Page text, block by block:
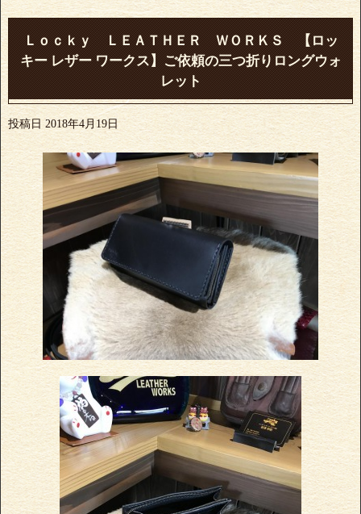
Ｌｏｃｋｙ ＬＥＡＴＨＥＲ ＷＯＲＫＳ 【ロッ
キー レザー ワークス】ご依頼の三つ折りロングウォ
レット
投稿日 2018年4月19日